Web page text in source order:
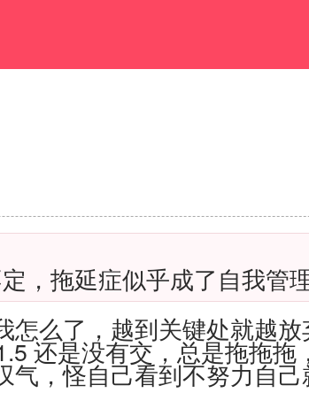
，拖延症似乎成了自我管理
么了，越到关键处就越
还是没有交，总是拖拖拖
气，怪自己看到不努力自